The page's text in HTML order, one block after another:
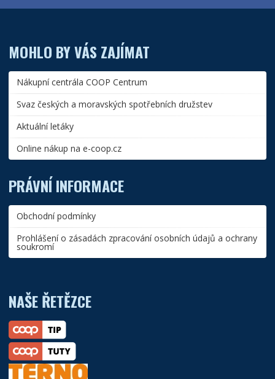
MOHLO BY VÁS ZAJÍMAT
Nákupní centrála COOP Centrum
Svaz českých a moravských spotřebních družstev
Aktuální letáky
Online nákup na e-coop.cz
PRÁVNÍ INFORMACE
Obchodní podmínky
Prohlášení o zásadách zpracování osobních údajů a ochrany
soukromí
NAŠE ŘETĚZCE